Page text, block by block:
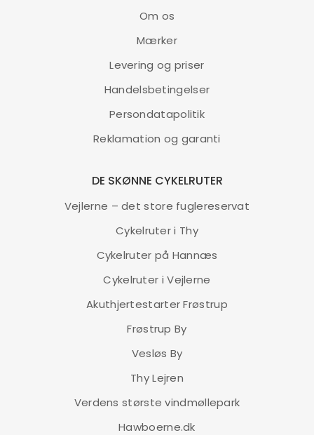
Om os
Mærker
Levering og priser
Handelsbetingelser
Persondatapolitik
Reklamation og garanti
DE SKØNNE CYKELRUTER
Vejlerne – det store fuglereservat
Cykelruter i Thy
Cykelruter på Hannæs
Cykelruter i Vejlerne
Akuthjertestarter Frøstrup
Frøstrup By
Vesløs By
Thy Lejren
Verdens største vindmøllepark
Hawboerne.dk